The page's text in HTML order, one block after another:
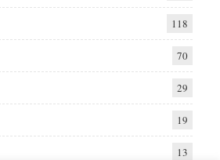
118
70
29
19
13